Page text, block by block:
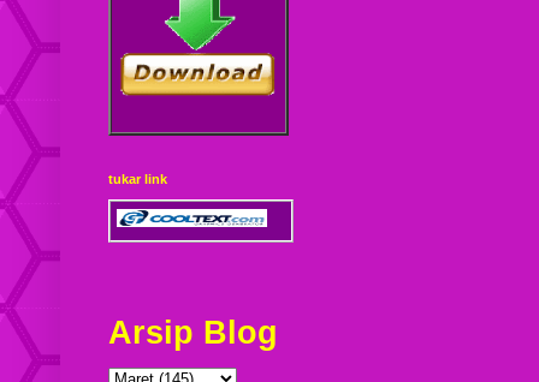
tukar link
Arsip Blog